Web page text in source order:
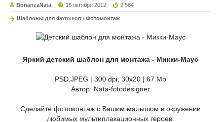
BonanzaNata 15 октября 2012 2 564
Шаблоны для Фотошоп / Фотомонтаж
Яркий детский шаблон для монтажа - Микки-Маус
PSD,JPEG | 300 dpi, 30x20 | 67 Mb
Автор: Nata-fotodesigner
Сделайте фотомонтаж с Вашим малышом в окружении
любимых мультиплакационных героев.